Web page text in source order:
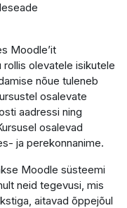
Moodle’it
olevatele isikutele
nõue tuleneb
osalevate
aadressi ning
osalevad
ja perekonnanime.
Moodle süsteemi
neid tegevusi, mis
aitavad õppejõul